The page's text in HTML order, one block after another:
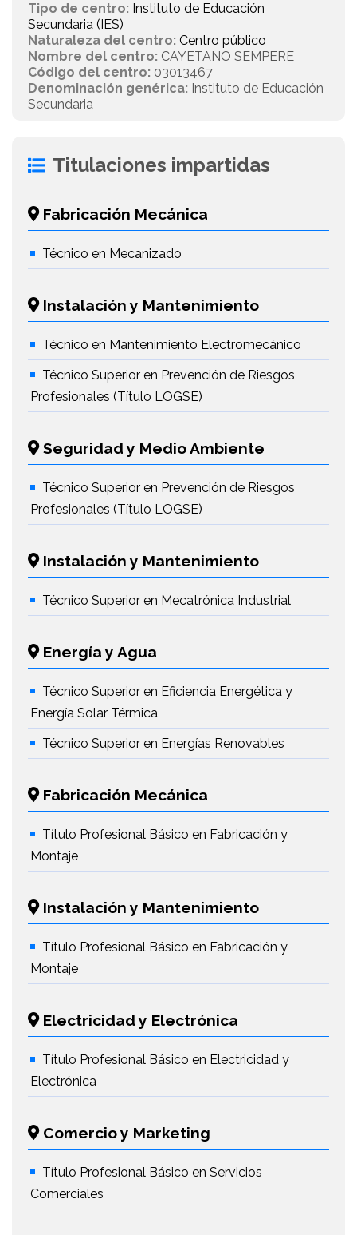
Tipo de centro: Instituto de Educación
Secundaria (IES)
Naturaleza del centro: Centro público
Nombre del centro: CAYETANO SEMPERE
Código del centro: 03013467
Denominación genérica: Instituto de Educación
Secundaria
Titulaciones impartidas
Fabricación Mecánica
Técnico en Mecanizado
Instalación y Mantenimiento
Técnico en Mantenimiento Electromecánico
Técnico Superior en Prevención de Riesgos
Profesionales (Título LOGSE)
Seguridad y Medio Ambiente
Técnico Superior en Prevención de Riesgos
Profesionales (Título LOGSE)
Instalación y Mantenimiento
Técnico Superior en Mecatrónica Industrial
Energía y Agua
Técnico Superior en Eficiencia Energética y
Energía Solar Térmica
Técnico Superior en Energías Renovables
Fabricación Mecánica
Título Profesional Básico en Fabricación y
Montaje
Instalación y Mantenimiento
Título Profesional Básico en Fabricación y
Montaje
Electricidad y Electrónica
Título Profesional Básico en Electricidad y
Electrónica
Comercio y Marketing
Título Profesional Básico en Servicios
Comerciales